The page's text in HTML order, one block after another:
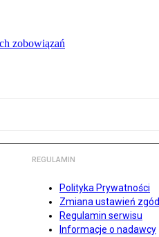
zobowiązań
REGULAMIN
Polityka Prywatności
Zmiana ustawień zgód
Regulamin serwisu
Informacje o nadawcy